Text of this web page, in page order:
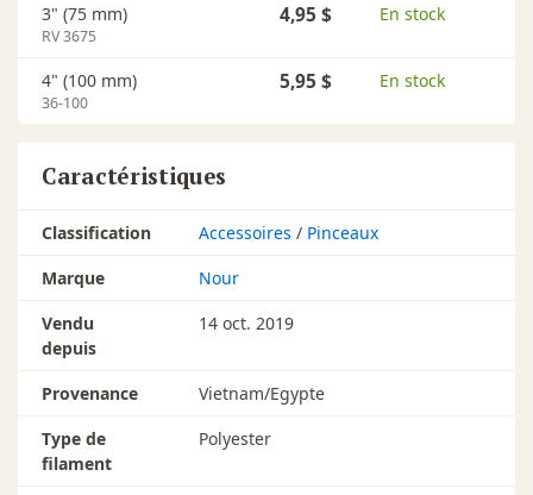
3" (75 mm)
RV 3675
4,95 $ En stock
4" (100 mm)
36-100
5,95 $ En stock
Caractéristiques
Classification Accessoires / Pinceaux
Marque
Nour
Vendu
depuis
14 oct. 2019
Provenance
Vietnam/Egypte
Type de
filament
Polyester